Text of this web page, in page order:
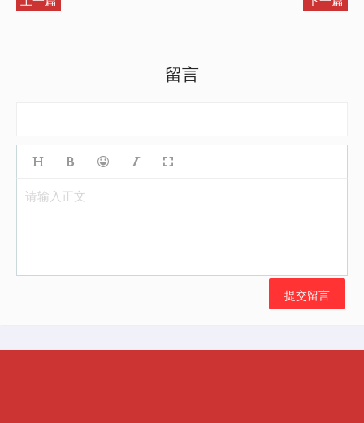
留言
请输入正文
提交留言